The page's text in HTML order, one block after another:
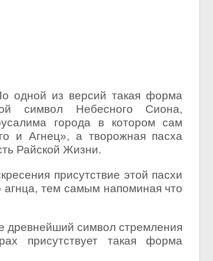
одной из версий такая форма
символ Небесного Сиона,
города в котором сам
и Агнец», а творожная пасха
Райской Жизни.
присутствие этой пасхи
агнца, тем самым напоминая что
древнейший символ стремления
присутствует такая форма